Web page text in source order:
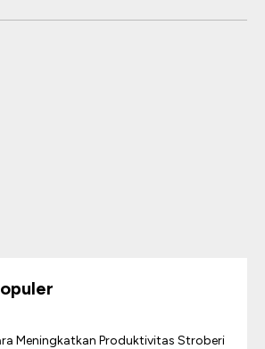
Meningkatkan Produktivitas Stroberi